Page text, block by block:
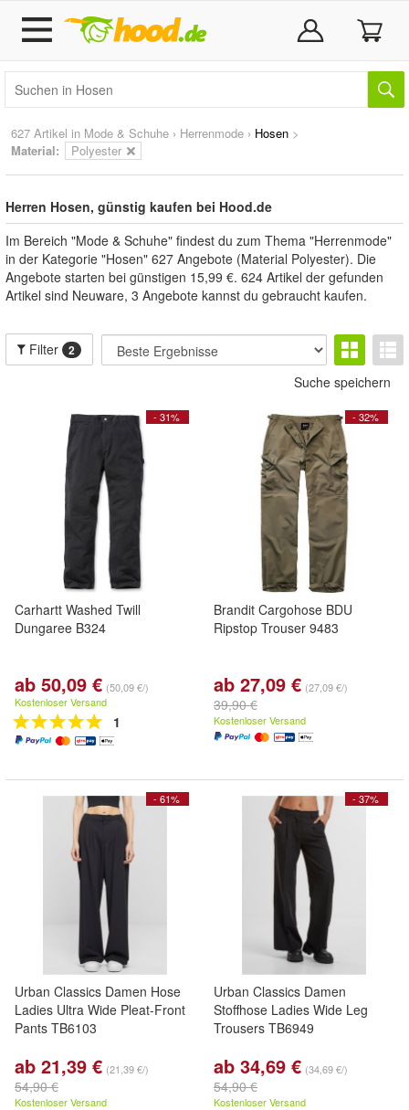
627 Artikel in Mode & Schuhe › Herrenmode › Hosen >
Material:
Polyester
Herren Hosen, günstig kaufen bei Hood.de
Im Bereich "Mode & Schuhe" findest du zum Thema "Herrenmode"
in der Kategorie "Hosen" 627 Angebote (Material Polyester). Die
Angebote starten bei günstigen 15,99 €. 624 Artikel der gefunden
Artikel sind Neuware, 3 Angebote kannst du gebraucht kaufen.
Filter 2
Suche speichern
- 31%
Carhartt Washed Twill
Dungaree B324
ab 50,09 € (50,09 €/)
Kostenloser Versand
1
- 32%
Brandit Cargohose BDU
Ripstop Trouser 9483
ab 27,09 € (27,09 €/)
39,90 €
Kostenloser Versand
- 61%
Urban Classics Damen Hose
Ladies Ultra Wide Pleat-Front
Pants TB6103
ab 21,39 € (21,39 €/)
54,90 €
Kostenloser Versand
- 37%
Urban Classics Damen
Stoffhose Ladies Wide Leg
Trousers TB6949
ab 34,69 € (34,69 €/)
54,90 €
Kostenloser Versand